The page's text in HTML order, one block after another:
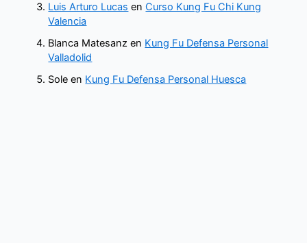
Luis Arturo Lucas enCurso Kung Fu Chi Kung
Valencia
Blanca Matesanz en Kung Fu Defensa Personal
Valladolid
Sole en Kung Fu Defensa Personal Huesca